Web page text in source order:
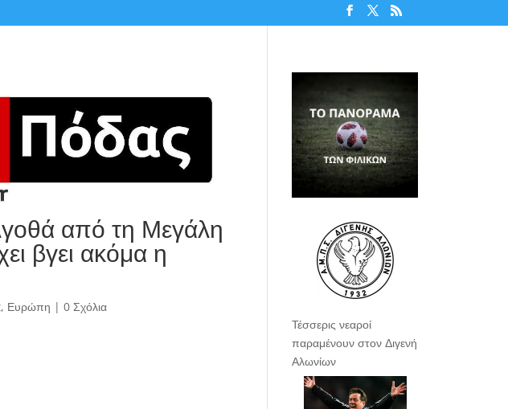
από τη Μεγάλη
βγει ακόμα η
, Ευρώπη | 0 Σχόλια
Τέσσερις νεαροί
παραμένουν στον Διγενή
Αλωνίων